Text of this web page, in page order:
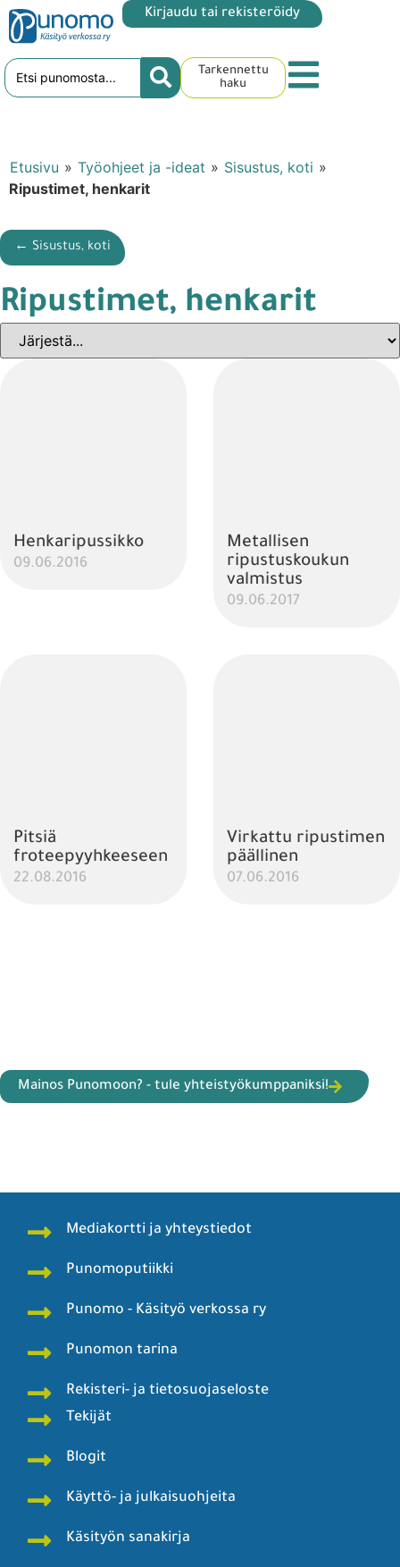
Kirjaudu tai rekisteröidy
Tarkennettu
haku
Etusivu » Työohjeet ja -ideat » Sisustus, koti »
Ripustimet, henkarit
← Sisustus, koti
Ripustimet, henkarit
Henkaripussikko
09.06.2016
Metallisen
ripustuskoukun
valmistus
09.06.2017
Pitsiä
froteepyyhkeeseen
22.08.2016
Virkattu ripustimen
päällinen
07.06.2016
Mainos Punomoon? - tule yhteistyökumppaniksi!
Mediakortti ja yhteystiedot
Punomoputiikki
Punomo - Käsityö verkossa ry
Punomon tarina
Rekisteri- ja tietosuojaseloste
Tekijät
Blogit
Käyttö- ja julkaisuohjeita
Käsityön sanakirja